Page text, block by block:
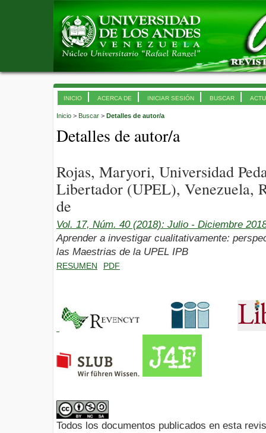
INICIO ACERCA DE INICIAR SESIÓN BUSCAR
Inicio > Buscar > Detalles de autor/a
Detalles de autor/a
Rojas, Maryori, Universidad
Libertador (UPEL), Venezuela,
de
Vol. 17, Núm. 40 (2018): Julio - Diciembre
Aprender a investigar cualitativamente:
las Maestrias de la UPEL IPB
RESUMEN PDF
Todos los documentos publicados en esta